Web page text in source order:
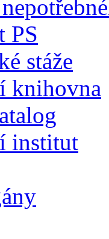
PS
stáže
knihovna
institut